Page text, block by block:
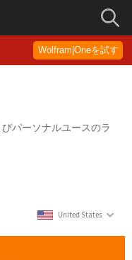
Wolfram|Oneを試す
パーソナルユースのラ
United States